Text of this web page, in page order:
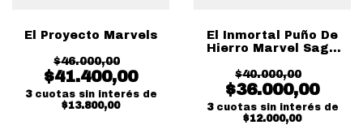
El Proyecto Marvels
$46.000,00
$41.400,00
3 cuotas sin interés de
$13.800,00
El Inmortal Puño De
Hierro Marvel Saga
$40.000,00
$36.000,00
3 cuotas sin interés de
$12.000,00